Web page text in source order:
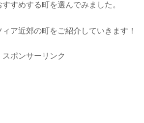
すめする町を選んでみました。
ア近郊の町をご紹介していきます！
スポンサーリンク